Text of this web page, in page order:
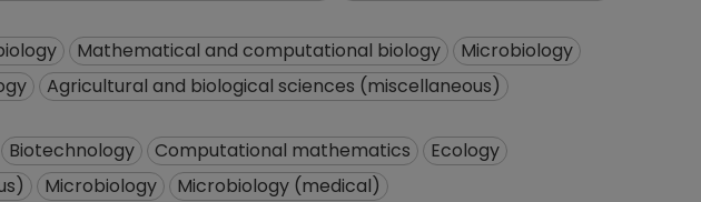
Mathematical and computational biology
Microbiology
Agricultural and biological sciences (miscellaneous)
Biotechnology Computational mathematics
Ecology
Microbiology
Microbiology (medical)